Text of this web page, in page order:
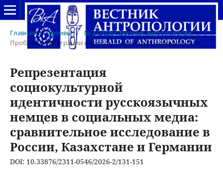
Главная / Архивы / № 2 (2026): Вестник антропологии /
Проблемы интеграции и кросскультурного взаимодействия
Репрезентация
социокультурной
идентичности русскоязычных
немцев в социальных медиа:
сравнительное исследование в
России, Казахстане и Германии
DOI: 10.33876/2311-0546/2026-2/131-151